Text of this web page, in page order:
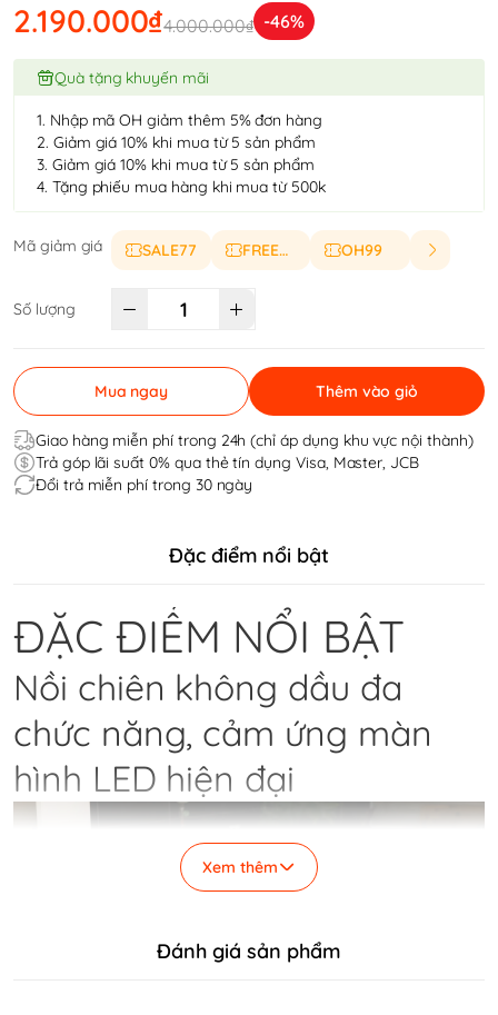
2.190.000₫4.000.000₫ -46%
Quà tặng khuyến mãi
1. Nhập mã OH giảm thêm 5% đơn hàng
2. Giảm giá 10% khi mua từ 5 sản phẩm
3. Giảm giá 10% khi mua từ 5 sản phẩm
4. Tặng phiếu mua hàng khi mua từ 500k
Mã giảm giá SALE77 FREESHIP OH99
Số lượng
Mua ngay Thêm vào giỏ
Giao hàng miễn phí trong 24h (chỉ áp dụng khu vực nội thành)
Trả góp lãi suất 0% qua thẻ tín dụng Visa, Master, JCB
Đổi trả miễn phí trong 30 ngày
Đặc điểm nổi bật
ĐẶC ĐIỂM NỔI BẬT
Nồi chiên không dầu đa
chức năng, cảm ứng màn
hình LED hiện đại
Xem thêm
Đánh giá sản phẩm